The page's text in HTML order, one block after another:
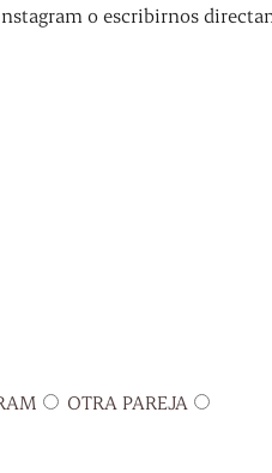
o escribirnos
OTRA PAREJA